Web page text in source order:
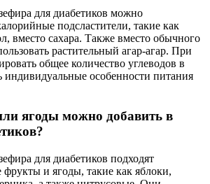
для диабетиков можно
подсластители, такие как
вместо сахара. Также вместо обычного
растительный агар-агар. При
общее количество углеводов в
индивидуальные особенности питания
ягоды можно добавить в
для диабетиков подходят
фрукты и ягоды, такие как яблоки,